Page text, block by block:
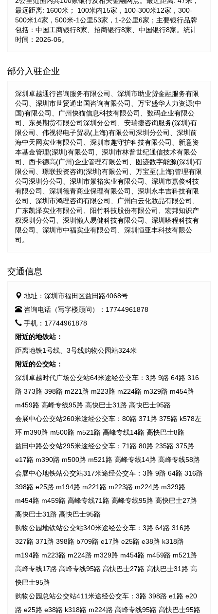
最远距离: 1600米； 100米内15家，100-300米12家，300-
500米14家，500米-1公里53家，1-2公里6家；主要银行品牌
包括：中国工商银行8家、招商银行8家、中国银行8家。统计
时间：2026-06。
部分入驻企业
深圳卓越通行咨询服务有限公司、深圳市助业贷金融服务有限
公司、深圳市世贸通出国咨询有限公司、万宝盛华人力资源(中
国)有限公司、广州快猫信息科技有限公司、数码企业有限公
司、东吴期货有限公司深圳分公司、安瑞捷咨询服务(深圳)有
限公司、伟视得电子贸易(上海)有限公司深圳分公司、深圳前
海中天网实业有限公司、深圳市趣守护科技有限公司、新意资
本基金管理(深圳)有限公司、深圳市林普世纪通信技术有限公
司、西卡德高(广州)企业管理有限公司、图迹数字能源(深圳)有
限公司、璟联投资咨询(深圳)有限公司、万宝至(上海)管理有限
公司深圳分公司、深圳市景裕实业有限公司、深圳市嘉俊科技
有限公司、深圳德青商业保理有限公司、深圳永丰吉科技有限
公司、深圳市鸿理咨询有限公司、广州白云化妝品有限公司、
广东凯泽实业有限公司、阳竹科技股份有限公司、宏邦知识产
权深圳分公司、深圳懒人易健科技有限公司、深圳嗒程科技有
限公司、深圳市中福实业有限公司、深圳恒亚丰科技有限公
司。
交通信息
地址：深圳市福田区益田路4068号
咨询电话（写字楼顾问）：17744961878
手机：17744961878
附近的地铁站：
距离地铁1号线、3号线购物公园站324米
附近的公交站：
深圳卓越时代广场公交站64米途经公交车：3路 9路 64路 316
路 373路 398路 m221路 m223路 m224路 m329路 m454路
m459路 高峰专线95路 高快巴士31路 高快巴士95路
会展中心公交站260米途经公交车：80路 371路 375路 k578左
环 m390路 m500路 m521路 高峰专线14路 高快巴士8路
益田中路公交站295米途经公交车：71路 80路 235路 375路
e17路 m390路 m500路 m521路 高峰专线14路 高峰专线58路
会展中心地铁站公交站317米途经公交车：3路 9路 64路 316路
398路 e25路 m194路 m221路 m223路 m224路 m329路
m454路 m459路 高峰专线71路 高峰专线95路 高快巴士27路
高快巴士31路 高快巴士95路
购物公园地铁站公交站340米途经公交车：3路 64路 316路
327路 371路 398路 b709路 e17路 e25路 e38路 k318路
m194路 m223路 m224路 m329路 m454路 m459路 m521路
高峰专线17路 高峰专线95路 高快巴士27路 高快巴士31路 高
快巴士95路
购物公园总站公交站411米途经公交车：3路 398路 e1路 e20
路 e25路 e38路 k318路 m224路 高峰专线95路 高快巴士95路